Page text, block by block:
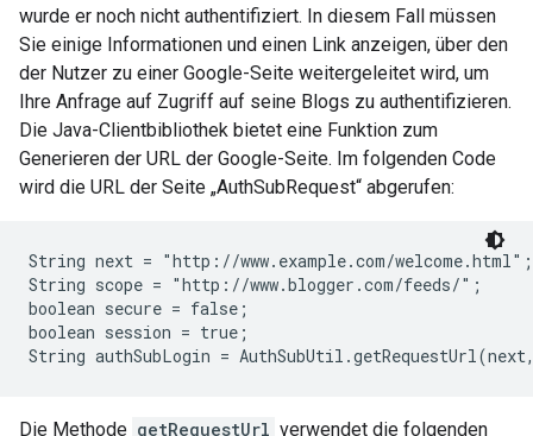
wurde er noch nicht authentifiziert. In diesem Fall müssen
Sie einige Informationen und einen Link anzeigen, über den
der Nutzer zu einer Google-Seite weitergeleitet wird, um
Ihre Anfrage auf Zugriff auf seine Blogs zu authentifizieren.
Die Java-Clientbibliothek bietet eine Funktion zum
Generieren der URL der Google-Seite. Im folgenden Code
wird die URL der Seite „AuthSubRequest“ abgerufen:
String next = "http://www.example.com/welcome.html";
String scope = "http://www.blogger.com/feeds/";
boolean secure = false;
boolean session = true;
Die Methode getRequestUrl verwendet die folgenden